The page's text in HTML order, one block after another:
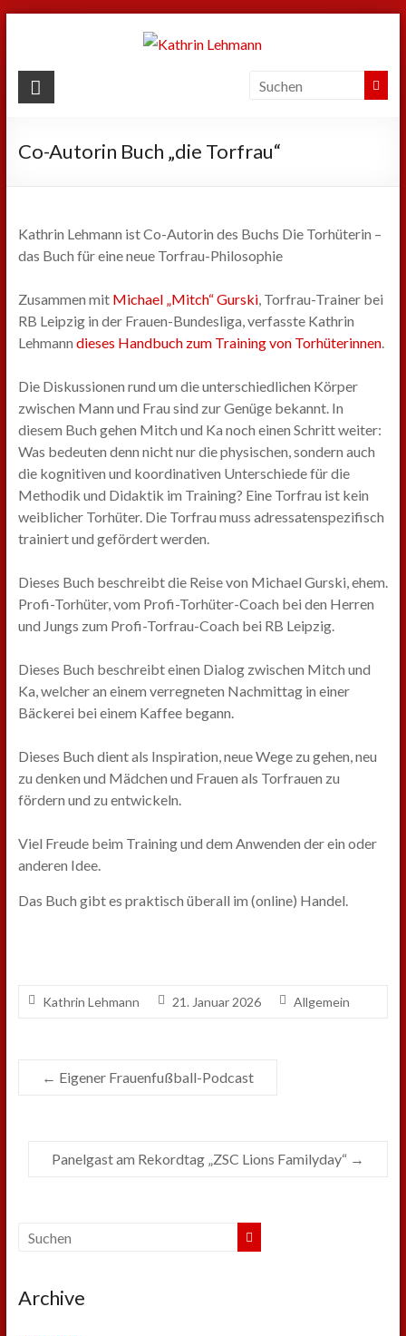
springen
Kathrin
Sport
Privat
Co-Autorin Buch „die Torfrau“
Kathrin Lehmann ist Co-Autorin des Buchs Die Torhüterin –
das Buch für eine neue Torfrau-Philosophie
Zusammen mit Michael „Mitch“ Gurski, Torfrau-Trainer bei
RB Leipzig in der Frauen-Bundesliga, verfasste Kathrin
Lehmann dieses Handbuch zum Training von Torhüterinnen.
Die Diskussionen rund um die unterschiedlichen Körper
zwischen Mann und Frau sind zur Genüge bekannt. In
diesem Buch gehen Mitch und Ka noch einen Schritt weiter:
Was bedeuten denn nicht nur die physischen, sondern auch
die kognitiven und koordinativen Unterschiede für die
Methodik und Didaktik im Training? Eine Torfrau ist kein
weiblicher Torhüter. Die Torfrau muss adressatenspezifisch
trainiert und gefördert werden.
Dieses Buch beschreibt die Reise von Michael Gurski, ehem.
Profi-Torhüter, vom Profi-Torhüter-Coach bei den Herren
und Jungs zum Profi-Torfrau-Coach bei RB Leipzig.
Dieses Buch beschreibt einen Dialog zwischen Mitch und
Ka, welcher an einem verregneten Nachmittag in einer
Bäckerei bei einem Kaffee begann.
Dieses Buch dient als Inspiration, neue Wege zu gehen, neu
zu denken und Mädchen und Frauen als Torfrauen zu
fördern und zu entwickeln.
Viel Freude beim Training und dem Anwenden der ein oder
anderen Idee.
Das Buch gibt es praktisch überall im (online) Handel.
Kathrin Lehmann 21. Januar 2026 Allgemein
← Eigener Frauenfußball-Podcast
Panelgast am Rekordtag „ZSC Lions Familyday“ →
Archive